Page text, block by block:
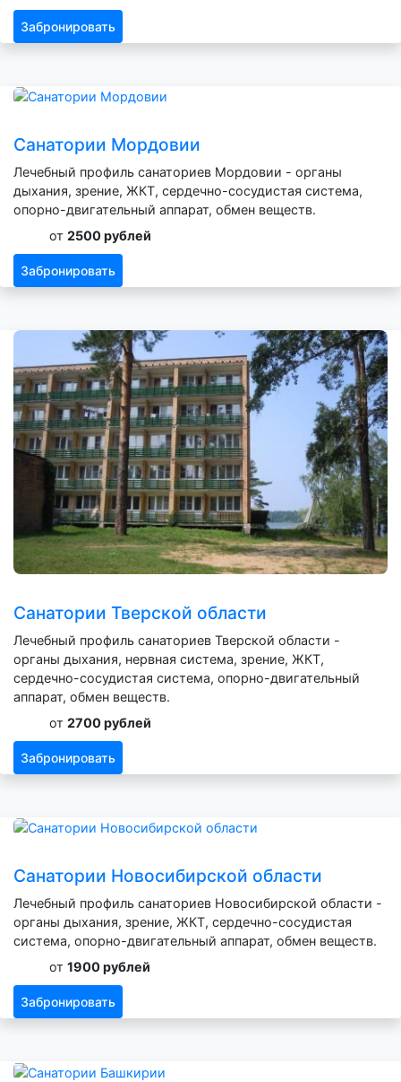
Забронировать
Санатории Мордовии
Лечебный профиль санаториев Мордовии - органы
дыхания, зрение, ЖКТ, сердечно-сосудистая система,
опорно-двигательный аппарат, обмен веществ.
от 2500 рублей
Забронировать
Санатории Тверской области
Лечебный профиль санаториев Тверской области -
органы дыхания, нервная система, зрение, ЖКТ,
сердечно-сосудистая система, опорно-двигательный
аппарат, обмен веществ.
от 2700 рублей
Забронировать
Санатории Новосибирской области
Лечебный профиль санаториев Новосибирской области -
органы дыхания, зрение, ЖКТ, сердечно-сосудистая
система, опорно-двигательный аппарат, обмен веществ.
от 1900 рублей
Забронировать